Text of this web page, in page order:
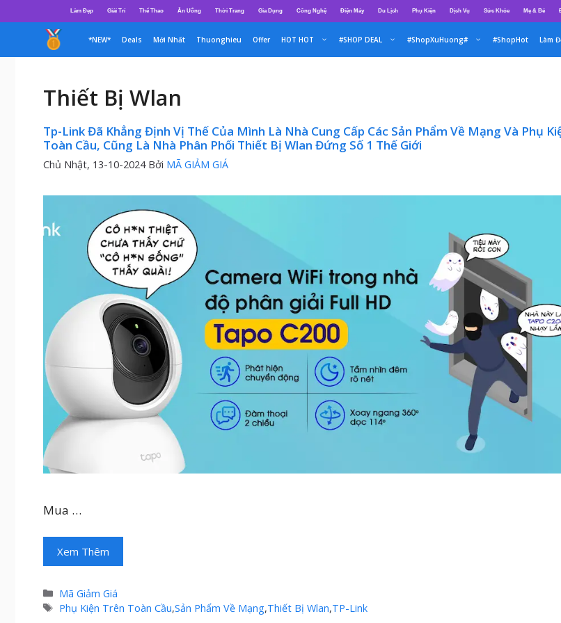
đến
dung
Làm Đẹp Giải Trí Thể Thao Ăn Uống Thời Trang Gia Dụng Công Nghệ Điện Máy Du Lịch Phụ Kiện Dịch Vụ Sức Khỏe Mẹ & Bé
*NEW* Deals Mới Nhất Thuonghieu Offer HOT HOT #SHOP DEAL #ShopXuHuong# #ShopHot Làm
Thiết Bị Wlan
Tp-Link Đã Khẳng Định Vị Thế Của Mình Là Nhà Cung Cấp Các Sản Phẩm Về Mạng Và Phụ
Toàn Cầu, Cũng Là Nhà Phân Phối Thiết Bị Wlan Đứng Số 1 Thế Giới
Chủ Nhật, 13-10-2024 Bởi MÃ GIẢM GIÁ
Mua …
Xem Thêm
Danh
mục
Mã Giảm Giá
Thẻ
Phụ Kiện Trên Toàn Cầu,Sản Phẩm Về Mạng,Thiết Bị Wlan,TP-Link